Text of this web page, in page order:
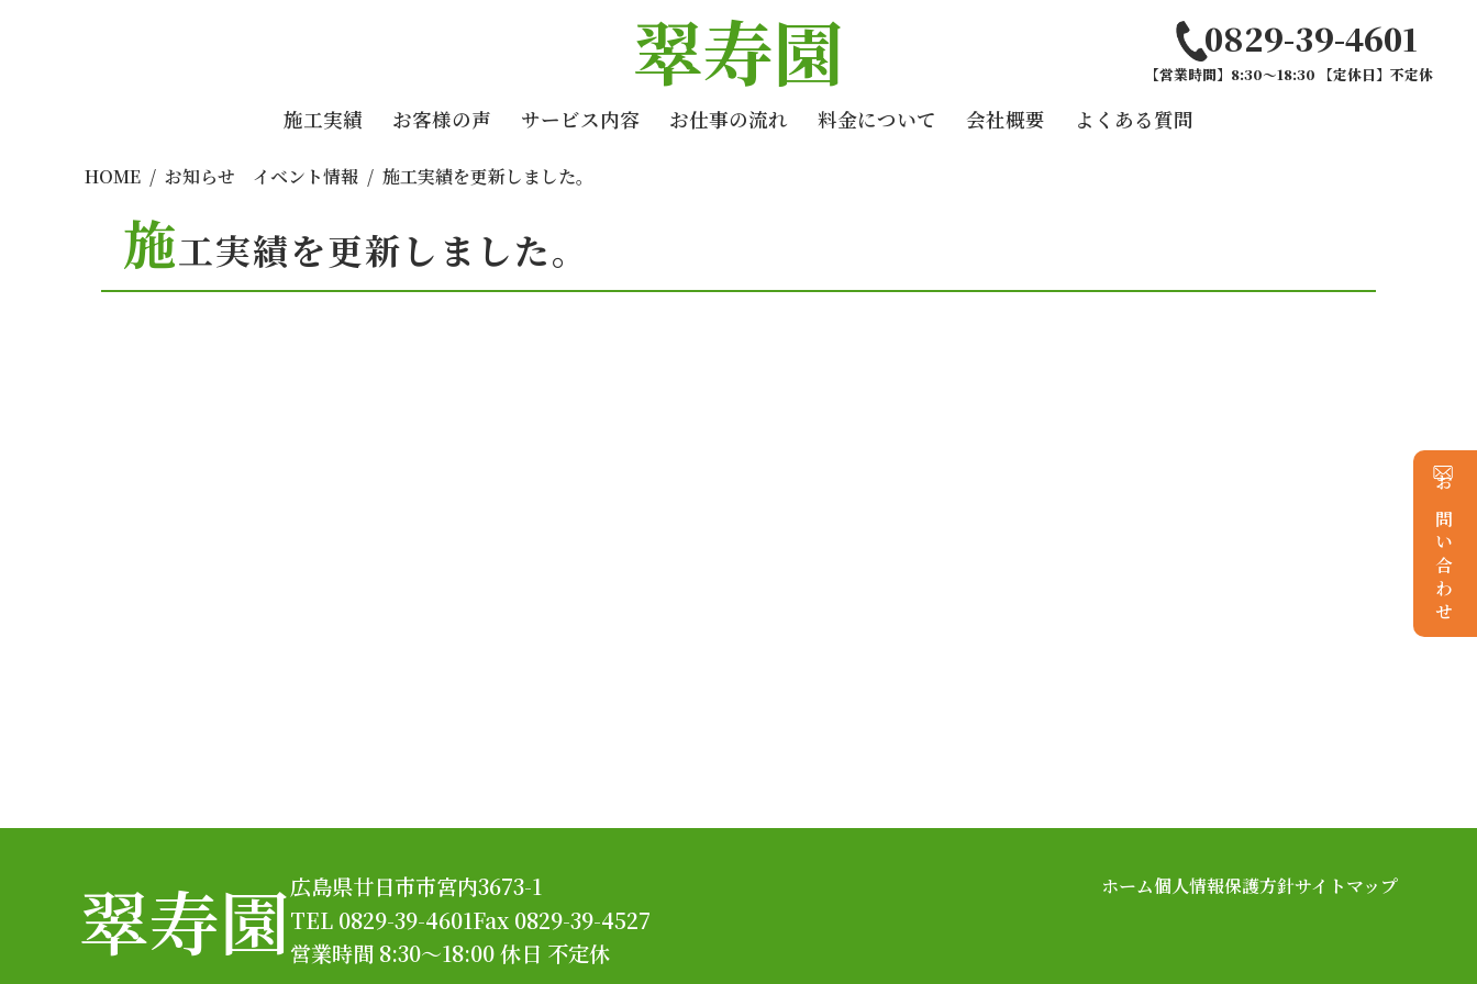
翠寿園 0829-39-4601
【営業時間】8:30～18:30 【定休日】不定休
施工実績 お客様の声 サービス内容 お仕事の流れ 料金について 会社概要 よくある質問
HOME お知らせ イベント情報 施工実績を更新しました。
施工実績を更新しました。
お問い合わせ
翠寿園広島県廿日市市宮内3673-1
TEL 0829-39-4601Fax 0829-39-4527
営業時間 8:30～18:00休日 不定休
ホーム個人情報保護方針サイトマップ